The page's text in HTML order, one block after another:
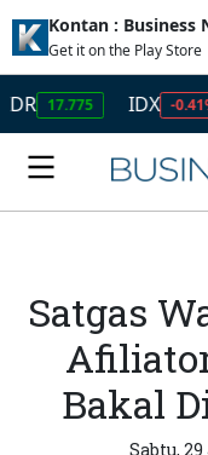
Kontan : Business
Get it on the Play Store
IDX -0.41%
Satgas
Bakal
Sabtu,